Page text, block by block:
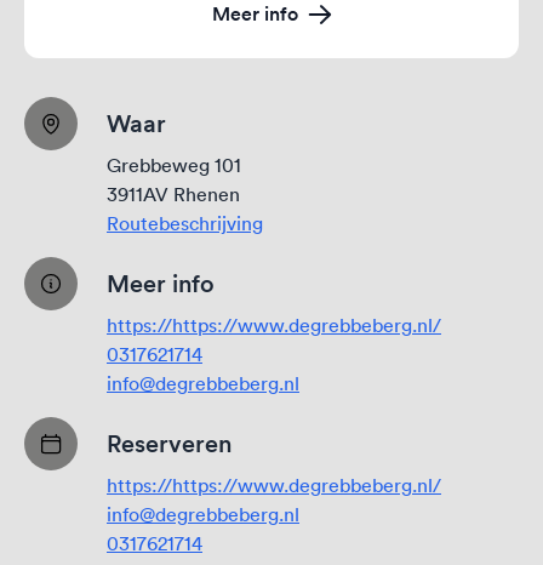
Meer info
Waar
Grebbeweg 101
3911AV Rhenen
Routebeschrijving
Meer info
https://https://www.degrebbeberg.nl/
0317621714
info@degrebbeberg.nl
Reserveren
https://https://www.degrebbeberg.nl/
info@degrebbeberg.nl
0317621714